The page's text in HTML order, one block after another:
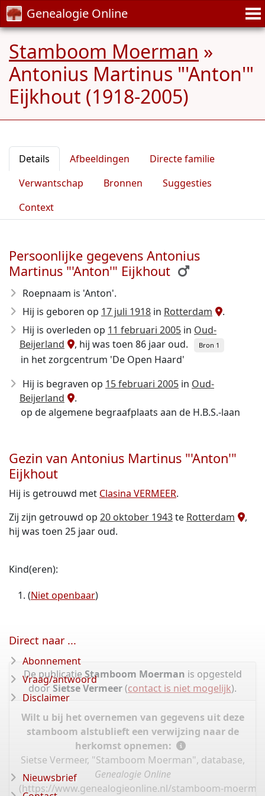
Genealogie Online
Stamboom Moerman »
Antonius Martinus "'Anton'"
Eijkhout (1918-2005)
Details Afbeeldingen
Directe familie
Verwantschap
Bronnen
Suggesties
Context
Persoonlijke gegevens Antonius
Martinus "'Anton'" Eijkhout
Roepnaam is 'Anton'.
Hij is geboren op 17 juli 1918 in Rotterdam
.
Hij is overleden op 11 februari 2005 in Oud-
Beijerland
, hij was toen 86 jaar oud. Bron 1
in het zorgcentrum 'De Open Haard'
Hij is begraven op 15 februari 2005 in Oud-
Beijerland
.
op de algemene begraafplaats aan de H.B.S.-laan
Gezin van Antonius Martinus "'Anton'"
Eijkhout
Hij is getrouwd met Clasina VERMEER.
Zij zijn getrouwd op 20 oktober 1943te Rotterdam
,
hij was toen 25 jaar oud.
Kind(eren):
(Niet openbaar)
De publicatie Stamboom Moerman is opgesteld
doorSietse Vermeer(contact is niet mogelijk).
Wilt u bij het overnemen van gegevens uit deze
stamboom alstublieft een verwijzing naar de
herkomst opnemen:
Sietse Vermeer, "Stamboom Moerman", database,
Genealogie Online
(https://www.genealogieonline.nl/stamboom-
Direct naar ...
Abonnement
Vraag/antwoord
Disclaimer
Nieuwsbrief